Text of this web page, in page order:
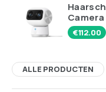
€112.00
ALLE PRODUCTEN